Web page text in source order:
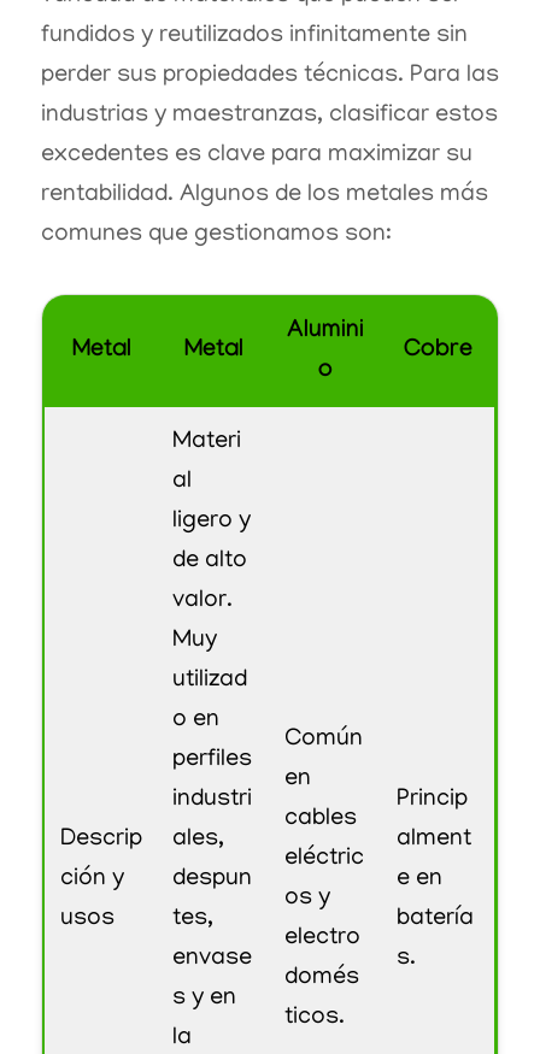
fundidos y reutilizados infinitamente sin
perder sus propiedades técnicas. Para las
industrias y maestranzas, clasificar estos
excedentes es clave para maximizar su
rentabilidad. Algunos de los metales más
comunes que gestionamos son:
Metal Metal
Alumini
o
Cobre
Descrip
ción y
usos
Materi
al
ligero y
de alto
valor.
Muy
utilizad
o en
perfiles
industri
ales,
despun
tes,
envase
s y en
la
Común
en
cables
eléctric
os y
electro
domés
ticos.
Princip
alment
e en
batería
s.